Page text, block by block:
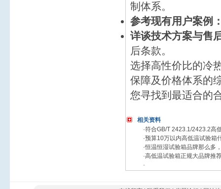
制体系。
参考现有用户案例
详谈技术方案与售
后条款。
选择高性价比的冷
保障及价格体系的
您寻找到最适合的
相关资料
·符合GB/T 2423.1/2423.2高
·预算10万以内高低温试验箱
·恒温恒湿试验箱品牌那么多
·高低温试验箱正规大品牌推
·